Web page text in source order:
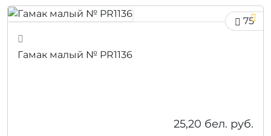
75
Гамак малый № PR1136
25,20 бел. руб.